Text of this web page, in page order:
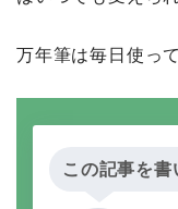
万年筆は毎日使っ
この記事を書